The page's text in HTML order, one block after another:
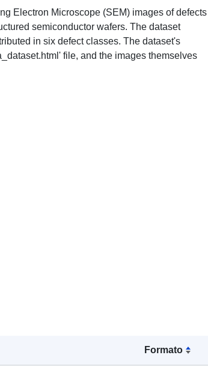
Electron Microscope (SEM) images of defects
semiconductor wafers. The dataset
in six defect classes. The dataset's
file, and the images themselves
Formato